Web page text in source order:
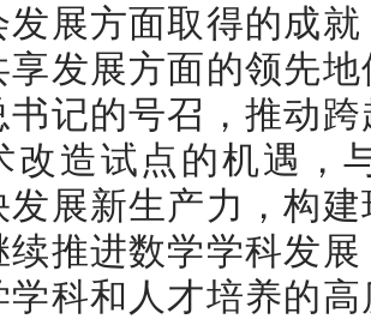
发展方面取得的成
享发展方面的领先
书记的号召，推动
改造试点的机遇，
发展新生产力，构
续推进数学学科发
学科和人才培养的